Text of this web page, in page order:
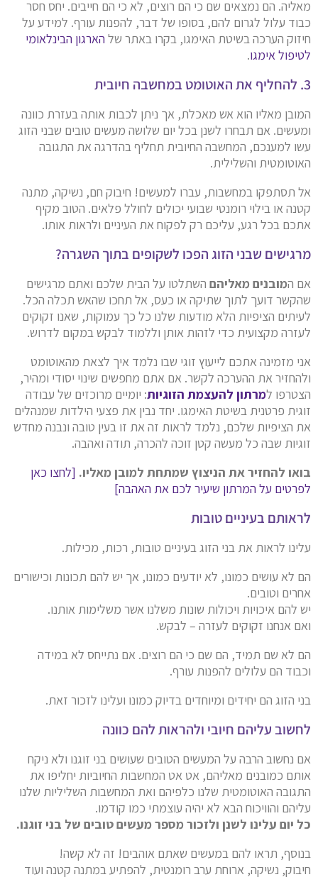
מאליה. הם נמצאים שם כי הם רוצים, לא כי הם חייבים. יחס חסר
כבוד עלול לגרום להם, בסופו של דבר, להפנות עורף. למידע על
חיזוק הערכה בשיטת האימגו, בקרו באתר שלהארגון הבינלאומי
לטיפול אימגו.
3. להחליף את האוטומט במחשבה חיובית
המובן מאליו הוא אש מאכלת, אך ניתן לכבות אותה בעזרת כוונה
ומעשים. אם תבחרו לשנן בכל יום שלושה מעשים טובים שבני הזוג
עשו למענכם, המחשבה החיובית תחליף בהדרגה את התגובה
האוטומטית והשלילית.
אל תסתפקו במחשבות, עברו למעשים! חיבוק חם, נשיקה, מתנה
קטנה או בילוי רומנטי שבועי יכולים לחולל פלאים. הטוב מקיף
אתכם בכל רגע, עליכם רק לפקוח את העיניים ולראות אותו.
מרגישים שבני הזוג הפכו לשקופים בתוך השגרה?
אם המובנים מאליהם השתלטו על הבית שלכם ואתם מרגישים
שהקשר דועך לתוך שתיקה או כעס, אל תחכו שהאש תכלה הכל.
לעיתים הציפיות הלא מודעות שלנו כל כך עמוקות, שאנו זקוקים
לעזרה מקצועית כדי לזהות אותן וללמוד לבקש במקום לדרוש.
אני מזמינה אתכם לייעוץ זוגי שבו נלמד איך לצאת מהאוטומט
ולהחזיר את ההערכה לקשר. אם אתם מחפשים שינוי יסודי ומהיר,
הצטרפו למרתון להעצמת הזוגיות: יומיים מרוכזים של עבודה
זוגית פרטנית בשיטת האימגו. יחד נבין את פצעי הילדות שמנהלים
את הציפיות שלכם, נלמד לראות זה את זו בעין טובה ונבנה מחדש
זוגיות שבה כל מעשה קטן זוכה להכרה, תודה ואהבה.
בואו להחזיר את הניצוץ שמתחת למובן מאליו. [לחצו כאן
לפרטים על המרתון שיעיר לכם את האהבה]
לראותם בעיניים טובות
עלינו לראות את בני הזוג בעיניים טובות, רכות, מכילות.
הם לא עושים כמונו, לא יודעים כמונו, אך יש להם תכונות וכישורים
אחרים וטובים.
יש להם איכויות ויכולות שונות משלנו אשר משלימות אותנו.
ואם אנחנו זקוקים לעזרה – לבקש.
הם לא שם תמיד, הם שם כי הם רוצים. אם נתייחס לא במידה
וכבוד הם עלולים להפנות עורף.
בני הזוג הם יחידים ומיוחדים בדיוק כמונו ועלינו לזכור זאת.
לחשוב עליהם חיובי ולהראות להם כוונה
אם נחשוב הרבה על המעשים הטובים שעושים בני זוגנו ולא ניקח
אותם כמובנים מאליהם, אט אט המחשבות החיוביות יחליפו את
התגובה האוטומטית שלנו כלפיהם ואת המחשבות השליליות שלנו
עליהם והוויכוח הבא לא יהיה עוצמתי כמו קודמו.
כל יום עלינו לשנן ולזכור מספר מעשים טובים של בני זוגנו.
בנוסף, תראו להם במעשים שאתם אוהבים! זה לא קשה!
חיבוק, נשיקה, ארוחת ערב רומנטית, להפתיע במתנה קטנה ועוד